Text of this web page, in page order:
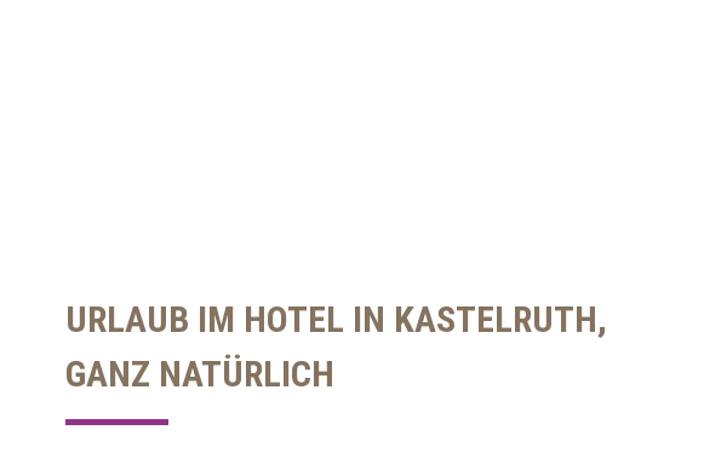
URLAUB IM HOTEL IN KASTELRUTH,
GANZ NATÜRLICH